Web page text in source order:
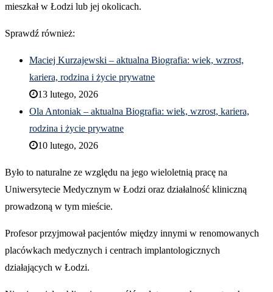
mieszkał w Łodzi lub jej okolicach.
Sprawdź również:
Maciej Kurzajewski – aktualna Biografia: wiek, wzrost,
kariera, rodzina i życie prywatne
13 lutego, 2026
Ola Antoniak – aktualna Biografia: wiek, wzrost, kariera,
rodzina i życie prywatne
10 lutego, 2026
Było to naturalne ze względu na jego wieloletnią pracę na
Uniwersytecie Medycznym w Łodzi oraz działalność kliniczną
prowadzoną w tym mieście.
Profesor przyjmował pacjentów między innymi w renomowanych
placówkach medycznych i centrach implantologicznych
działających w Łodzi.